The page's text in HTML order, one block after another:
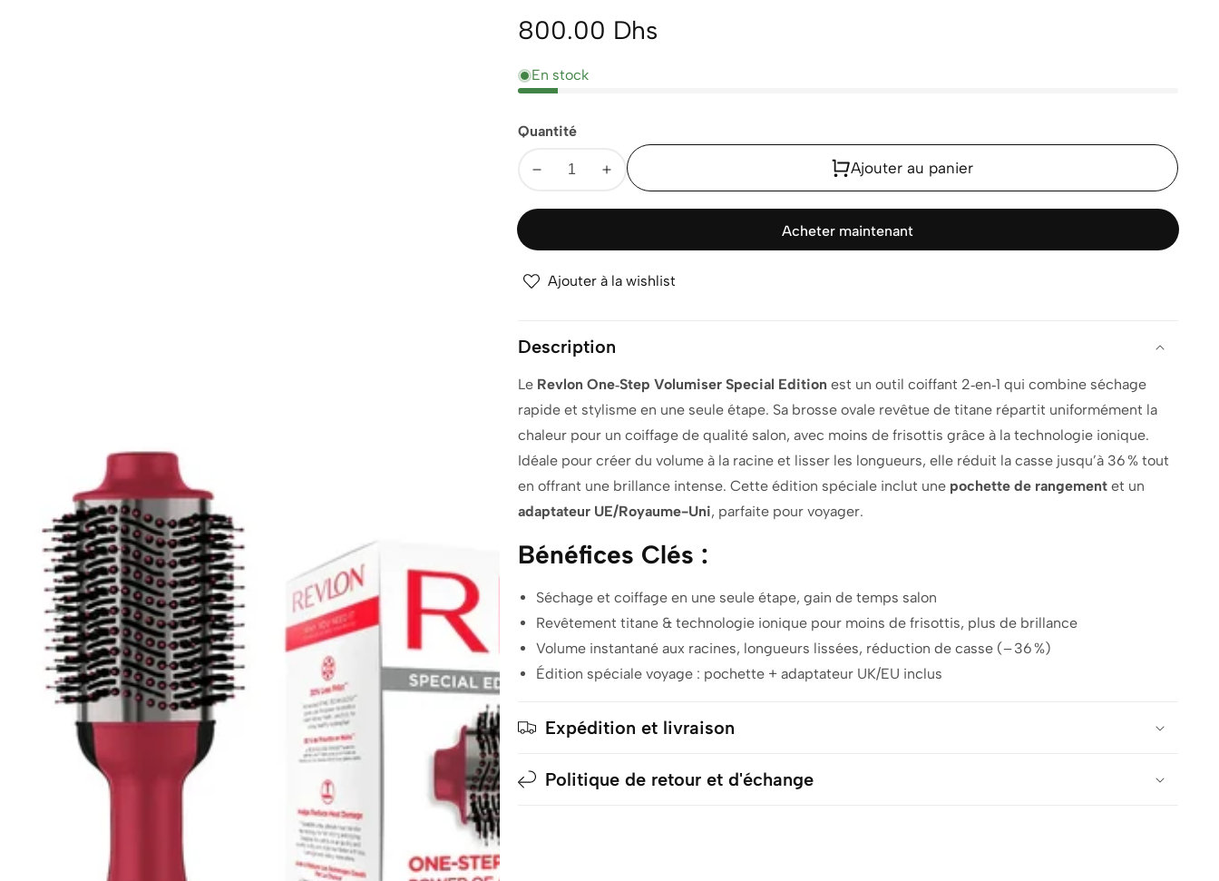
Prix
normal
800.00 Dhs
En stock
Quantité
Diminuer
ONE-
SPECIAL
Augmenter
ONE-
SPECIAL
Ajouter au panier
Acheter maintenant
Ajouter à la wishlist
Description
Le Revlon One‑Step Volumiser Special Edition est un outil coiffant 2‑en‑1 qui combine séchage
rapide et stylisme en une seule étape. Sa brosse ovale revêtue de titane répartit uniformément la
chaleur pour un coiffage de qualité salon, avec moins de frisottis grâce à la technologie ionique.
Idéale pour créer du volume à la racine et lisser les longueurs, elle réduit la casse jusqu’à 36 % tout
en offrant une brillance intense. Cette édition spéciale inclut une pochette de rangementet un
adaptateur UE/Royaume-Uni, parfaite pour voyager.
Bénéfices Clés :
Séchage et coiffage en une seule étape, gain de temps salon
Revêtement titane & technologie ionique pour moins de frisottis, plus de brillance
Volume instantané aux racines, longueurs lissées, réduction de casse (– 36 %)
Édition spéciale voyage : pochette + adaptateur UK/EU inclus
Expédition et livraison
Politique de retour et d'échange